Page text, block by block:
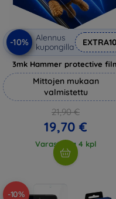
-10%
Alennus
kupongilla
EXTRA10
3mk Hammer protective
Mittojen mukaan
valmistettu
21,90 €
19,70 €
Varastossa 4 kpl
-10%